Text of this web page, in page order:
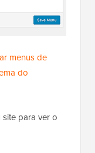
menus de
do
para ver o